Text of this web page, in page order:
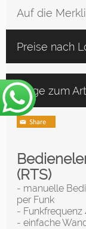
Auf die
Preise nach
Frage zum
(RTS)
- manuelle
per Funk
- Funkfrequenz
- einfache